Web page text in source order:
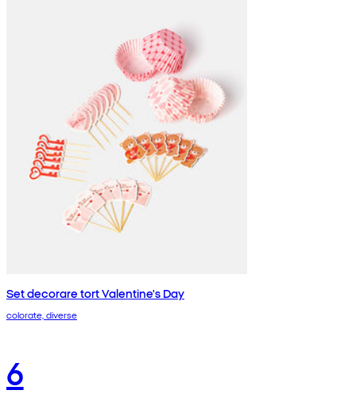
Set decorare tort Valentine's Day
colorate, diverse
6